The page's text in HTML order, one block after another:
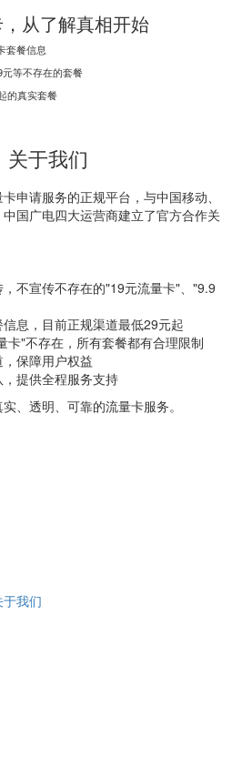
从了解真相开始
套餐信息
等不存在的套餐
的真实套餐
关于我们
申请服务的正规平台，与中国移动、
国广电四大运营商建立了官方合作关
不宣传不存在的"19元流量卡"、"9.9
息，目前正规渠道最低29元起
卡"不存在，所有套餐都有合理限制
保障用户权益
提供全程服务支持
、透明、可靠的流量卡服务。
于我们